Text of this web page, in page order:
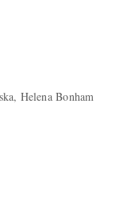
Helena Bonham